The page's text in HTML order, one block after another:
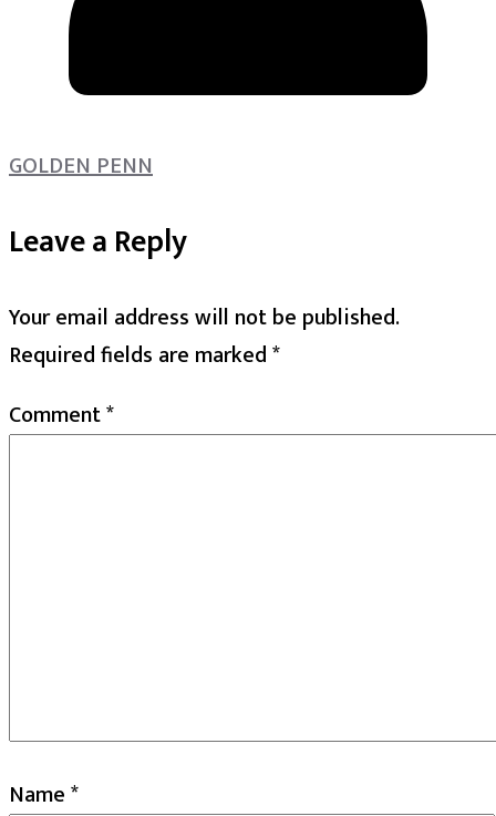
GOLDEN PENN
Leave a Reply
Your email address will not be published.
Required fields are marked*
Comment*
Name*